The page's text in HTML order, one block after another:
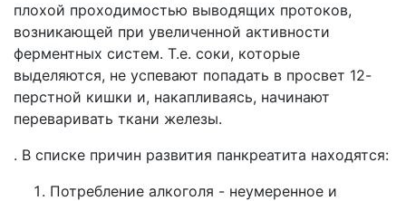
плохой проходимостью выводящих протоков,
возникающей при увеличенной активности
ферментных систем. Т.е. соки, которые
выделяются, не успевают попадать в просвет 12-
перстной кишки и, накапливаясь, начинают
переваривать ткани железы.
. В списке причин развития панкреатита находятся:
Потребление алкоголя - неумеренное и